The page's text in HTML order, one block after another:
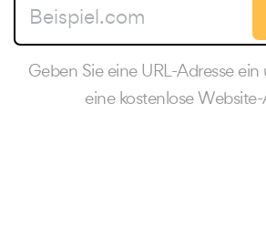
Geben Sie eine URL-Adresse
eine kostenlose